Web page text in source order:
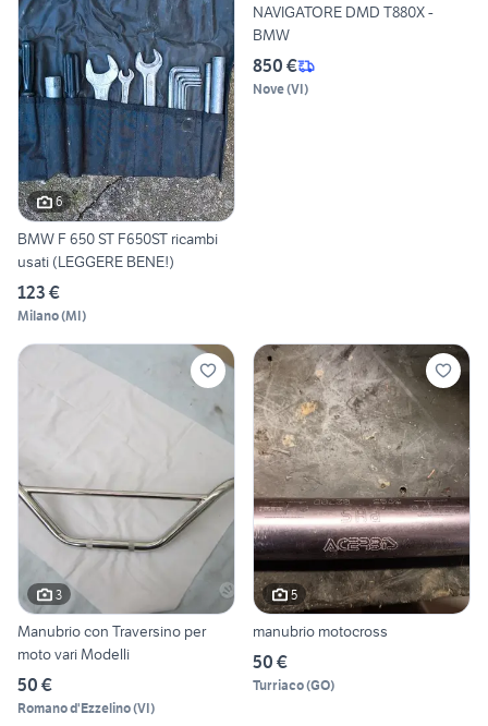
6
BMW F 650 ST F650ST ricambi
usati (LEGGERE BENE!)
123 €
Milano(MI)
NAVIGATORE DMD T880X -
BMW
850 €
Nove(VI)
3
Manubrio con Traversino per
moto vari Modelli
50 €
Romano d'Ezzelino(VI)
5
manubrio motocross
50 €
Turriaco(GO)